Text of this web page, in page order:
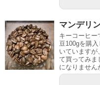
マンデリ
キーコーヒー
豆100gを購
いていますが
て買ってみま
になりません